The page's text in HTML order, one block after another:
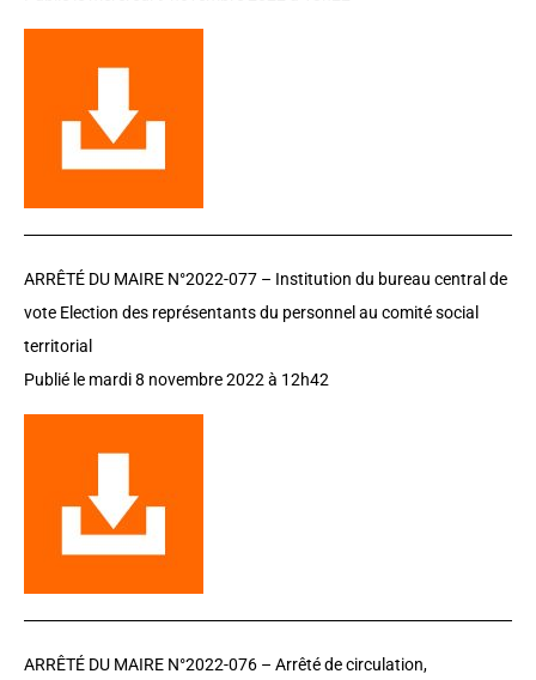
ARRÊTÉ DU MAIRE N°2022-077 – Institution du bureau central de
vote Election des représentants du personnel au comité social
territorial
Publié le mardi 8 novembre 2022 à 12h42
ARRÊTÉ DU MAIRE N°2022-076 – Arrêté de circulation,